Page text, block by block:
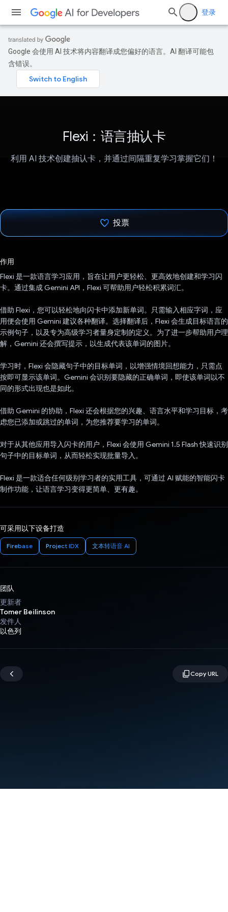
登录
Google 会使用 AI 技术将内容翻译成您偏好的语言。AI 翻译可能包
含错误。
Flexi：语言抽认卡
利用 AI 技术创建抽认卡，并通过间隔重复学习掌握它们！
投票
作用
Flexi 是一款语言学习应用，旨在让用户更轻松、更高效地创建和学习闪
卡。通过集成 Gemini API，Flexi 可帮助用户轻松积累词汇。
借助 Flexi，您可以轻松地向闪卡中添加新单词。只需输入相应字词，应
用便会使用 Gemini 建议各种翻译。选择翻译后，Flexi 会生成目标语言的
示例句子，以及专为高级学习者量身定制的定义。为了进一步帮助用户理
解，Gemini 还会撰写提示，以生成代表该单词的图片。
学习时，Flexi 会隐藏句子中的目标单词，以增强情境回想能力，只需点
按即可显示该单词。Gemini 会识别要隐藏的正确单词，即使该单词以不
同的形式出现也是如此。
借助 Gemini 的协助，Flexi 还会根据您的兴趣、语言水平和学习目标，考
虑您已添加或跳过的单词，为您推荐要学习的单词。
对于从其他应用导入闪卡的用户，Flexi 会使用 Gemini 1.5 Flash 快速识别
句子中的目标单词，从而轻松实现批量导入。
Flexi 是一款适合任何级别学习者的实用工具，可通过 AI 赋能的智能闪卡
制作功能，让语言学习变得更简单、更有趣。
可采用以下设备打造
Firebase Project IDX 文本转语音 AI
团队
更新者
Tomer Beilinson
发件人
以色列